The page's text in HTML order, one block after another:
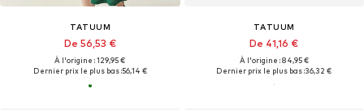
TATUUM
De 56,53 €
À l'origine : 129,95 €
Dernier prix le plus bas :56,14 €
TATUUM
De 41,16 €
À l'origine : 84,95 €
Dernier prix le plus bas :36,32 €